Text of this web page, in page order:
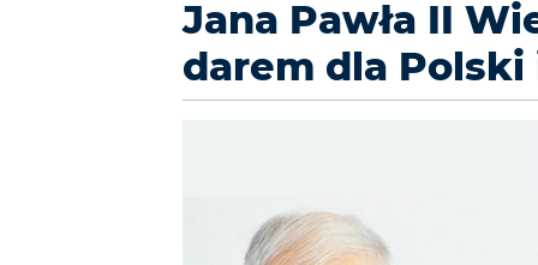
Jana Pawła II
darem dla Polski